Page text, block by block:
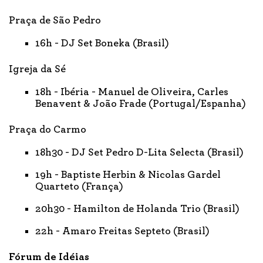
Praça de São Pedro
16h - DJ Set Boneka (Brasil)
Igreja da Sé
18h - Ibéria - Manuel de Oliveira, Carles
Benavent & João Frade (Portugal/Espanha)
Praça do Carmo
18h30 - DJ Set Pedro D-Lita Selecta (Brasil)
19h - Baptiste Herbin & Nicolas Gardel
Quarteto (França)
20h30 - Hamilton de Holanda Trio (Brasil)
22h - Amaro Freitas Septeto (Brasil)
Fórum de Idéias